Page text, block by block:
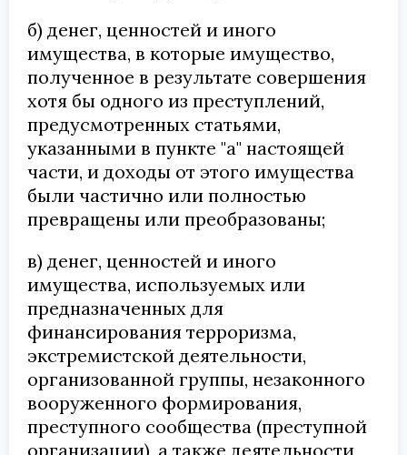
б) денег, ценностей и иного
имущества, в которые имущество,
полученное в результате совершения
хотя бы одного из преступлений,
предусмотренных статьями,
указанными в пункте "а" настоящей
части, и доходы от этого имущества
были частично или полностью
превращены или преобразованы;
в) денег, ценностей и иного
имущества, используемых или
предназначенных для
финансирования терроризма,
экстремистской деятельности,
организованной группы, незаконного
вооруженного формирования,
преступного сообщества (преступной
организации), а также деятельности,